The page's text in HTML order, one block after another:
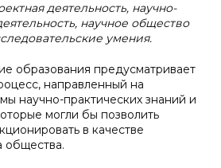
деятельность, научно-
научное общество
умения.
образования предусматривает
направленный на
научно-практических знаний и
могли бы позволить
в качестве
общества.